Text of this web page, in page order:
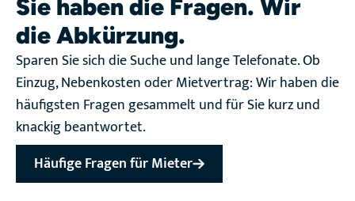
Sie haben die Fragen. Wir
die Abkürzung.
Sparen Sie sich die Suche und lange Telefonate. Ob
Einzug, Nebenkosten oder Mietvertrag: Wir haben die
häufigsten Fragen gesammelt und für Sie kurz und
knackig beantwortet.
Häufige Fragen für Mieter